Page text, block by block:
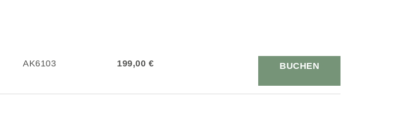
AK6103 199,00 € BUCHEN